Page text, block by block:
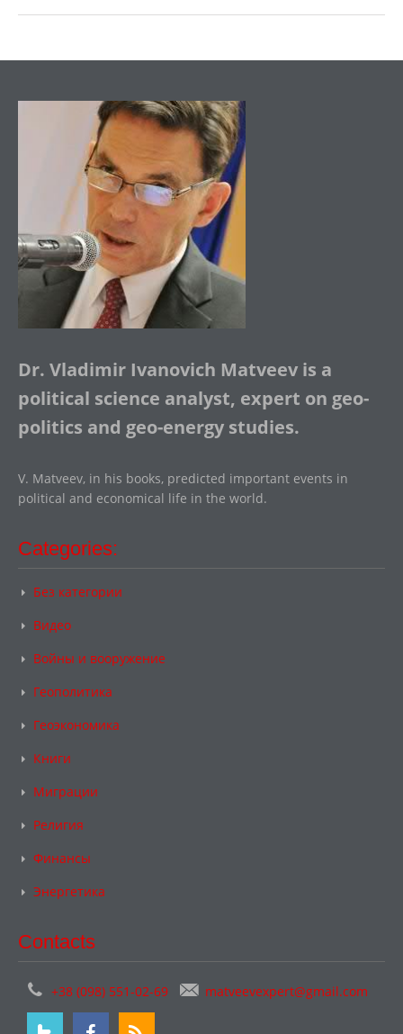
Dr. Vladimir Ivanovich Matveev is a
political science analyst, expert on geo-
politics and geo-energy studies.
V. Matveev, in his books, predicted important events in
political and economical life in the world.
Categories:
Без категории
Видео
Войны и вооружение
Геополитика
Геоэкономика
Книги
Миграции
Религия
Финансы
Энергетика
Contacts
+38 (098) 551-02-69 matveevexpert@gmail.com